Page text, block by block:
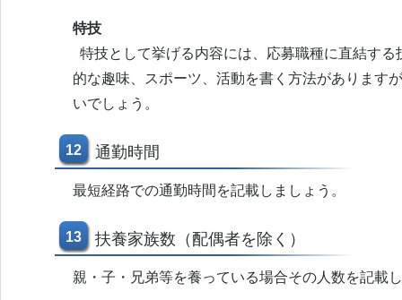
特技
特技として挙げる内容には、応募職種に直結す
的な趣味、スポーツ、活動を書く方法があります
いでしょう。
12 通勤時間
最短経路での通勤時間を記載しましょう。
13 扶養家族数（配偶者を除く）
親・子・兄弟等を養っている場合その人数を記載